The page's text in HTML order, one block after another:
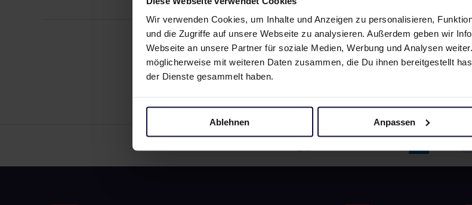
Wir verwenden Cookies, um Inhalte und Anzeigen zu personalisieren,
und die Zugriffe auf unsere Webseite zu analysieren. Außerdem geben wir
Webseite an unsere Partner für soziale Medien, Werbung und Analysen
möglicherweise mit weiteren Daten zusammen, die Du ihnen bereitgestellt
der Dienste gesammelt haben.
Ablehnen Anpassen